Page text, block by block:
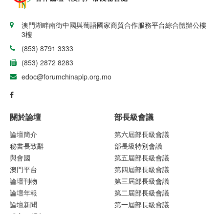
澳門湖畔南街中國與葡語國家商貿合作服務平台綜合體辦公樓
3樓
(853) 8791 3333
(853) 2872 8283
edoc@forumchinaplp.org.mo
關於論壇
論壇簡介
秘書長致辭
與會國
澳門平台
論壇刊物
論壇年報
論壇新聞
部長級會議
第六屆部長級會議
部長級特別會議
第五屆部長級會議
第四屆部長級會議
第三屆部長級會議
第二屆部長級會議
第一屆部長級會議